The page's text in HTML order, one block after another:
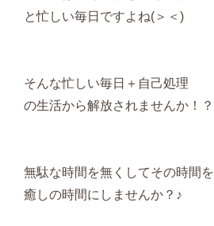
と忙しい毎日ですよね(＞＜)
そんな忙しい毎日＋自己処理
の生活から解放されませんか！？
無駄な時間を無くしてその時間を
癒しの時間にしませんか？♪